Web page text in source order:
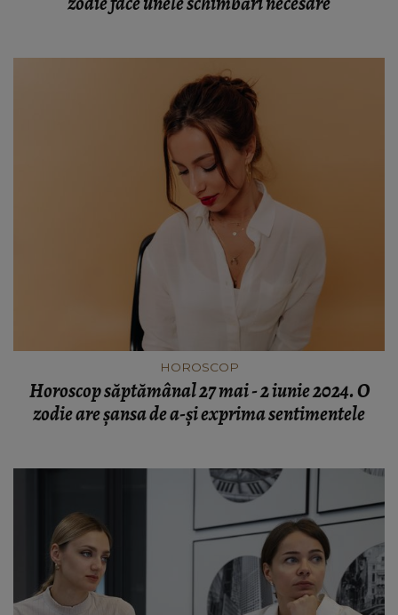
HOROSCOP
Horoscop săptămânal 27 mai - 2 iunie 2024. O
zodie are șansa de a-și exprima sentimentele